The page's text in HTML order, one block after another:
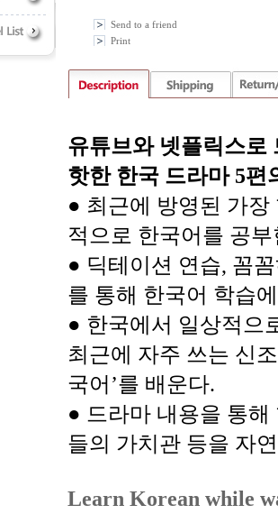
Send to a friend
Print
유튜브와 넷플릭스로
핫한 한국 드라마 5편
● 최근에 방영된 가장
적으로 한국어를 공
● 딕테이션 연습, 꼼
를 통해 한국어 학습에
● 한국에서 일상적으
최근에 자주 쓰는 신
국어’를 배운다.
● 드라마 내용을 통해
들의 가치관 등을 자
Learn Korean while